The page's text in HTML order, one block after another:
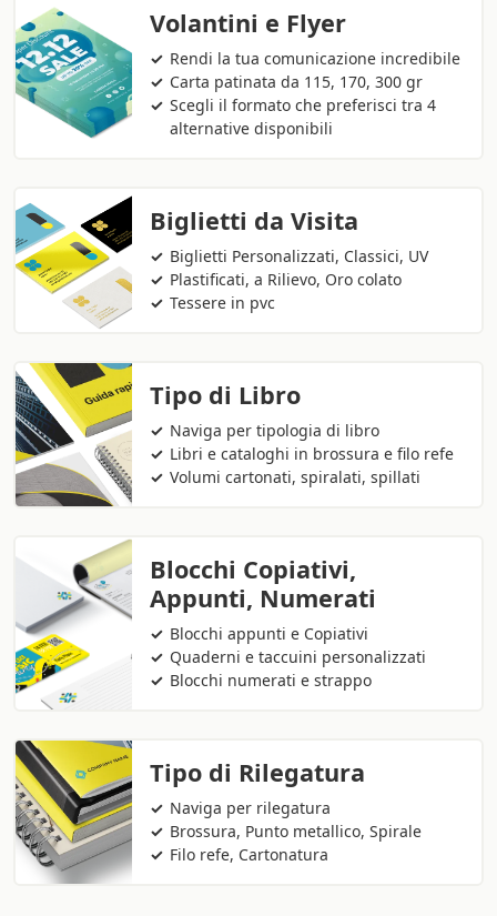
Volantini e Flyer
Rendi la tua comunicazione incredibile
Carta patinata da 115, 170, 300 gr
Scegli il formato che preferisci tra 4
alternative disponibili
Biglietti da Visita
Biglietti Personalizzati, Classici, UV
Plastificati, a Rilievo, Oro colato
Tessere in pvc
Tipo di Libro
Naviga per tipologia di libro
Libri e cataloghi in brossura e filo refe
Volumi cartonati, spiralati, spillati
Blocchi Copiativi,
Appunti, Numerati
Blocchi appunti e Copiativi
Quaderni e taccuini personalizzati
Blocchi numerati e strappo
Tipo di Rilegatura
Naviga per rilegatura
Brossura, Punto metallico, Spirale
Filo refe, Cartonatura